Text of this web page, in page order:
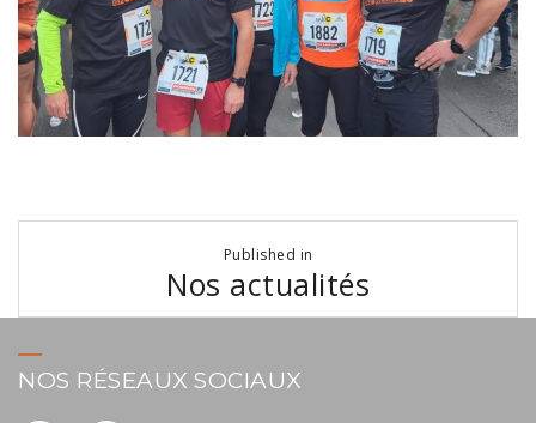
l’article
Published in
Nos actualités
NOS RÉSEAUX SOCIAUX